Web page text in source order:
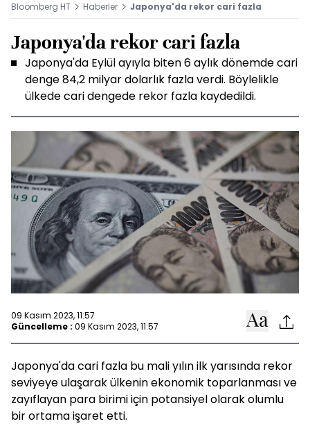
Bloomberg HT Haberler Japonya'da rekor cari fazla
Japonya'da rekor cari fazla
Japonya'da Eylül ayıyla biten 6 aylık dönemde cari
denge 84,2 milyar dolarlık fazla verdi. Böylelikle
ülkede cari dengede rekor fazla kaydedildi.
09 Kasım 2023, 11:57
Güncelleme : 09 Kasım 2023, 11:57
Japonya'da cari fazla bu mali yılın ilk yarısında rekor
seviyeye ulaşarak ülkenin ekonomik toparlanması ve
zayıflayan para birimi için potansiyel olarak olumlu
bir ortama işaret etti.